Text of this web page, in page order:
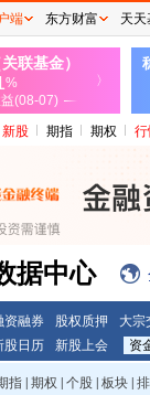
新股 期指 期权
据中心
资融券 股权质押 大宗
股日历 新股上会 资
指 期权 个股 板块
端 东方财富 天天